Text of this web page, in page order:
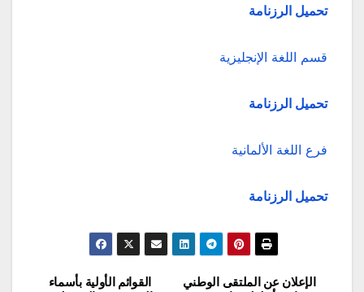
تحميل الرزنامة
قسم اللغة الإنجليزية
تحميل الرزنامة
فرع اللغة الألمانية
تحميل الرزنامة
القوائم الأولية بأسماء
الإعلان عن الملتقى الوطني